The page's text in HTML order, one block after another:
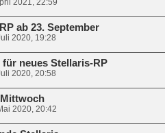
2021, 22:59
ab 23. September
2020, 19:28
neues Stellaris-RP
2020, 20:58
2020, 20:42